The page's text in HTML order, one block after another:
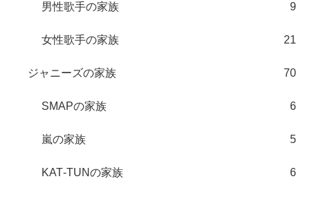
男性歌手の家族 9
女性歌手の家族 21
ジャニーズの家族 70
SMAPの家族 6
嵐の家族 5
KAT‐TUNの家族 6